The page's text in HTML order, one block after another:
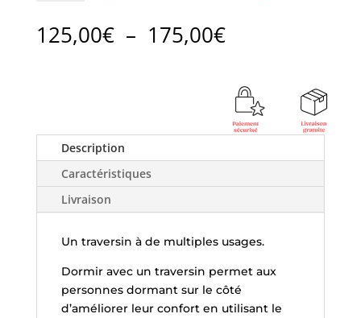
en
125,00€ – 175,00€Plage
de
125,00€
à
175,00€
Description
Caractéristiques
Livraison
Un traversin à de multiples usages.
Dormir avec un traversin permet aux
personnes dormant sur le côté
d’améliorer leur confort en utilisant le